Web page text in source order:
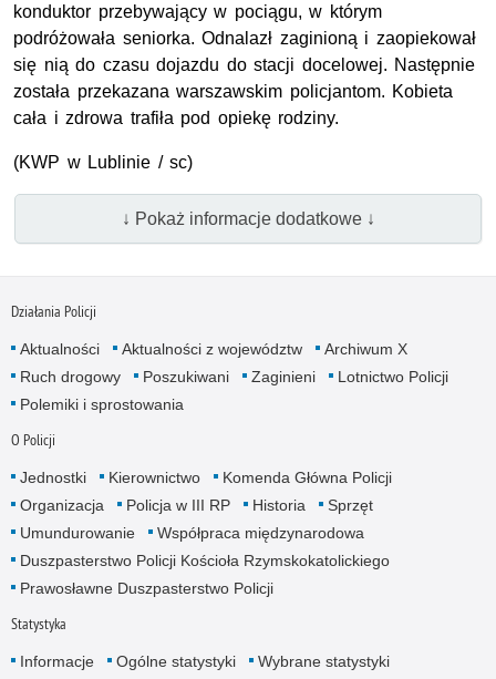
konduktor przebywający w pociągu, w którym
podróżowała seniorka. Odnalazł zaginioną i zaopiekował
się nią do czasu dojazdu do stacji docelowej. Następnie
została przekazana warszawskim policjantom. Kobieta
cała i zdrowa trafiła pod opiekę rodziny.
(KWP w Lublinie / sc)
↓ Pokaż informacje dodatkowe ↓
Działania Policji
Aktualności Aktualności z województw
Archiwum X
Ruch drogowy
Poszukiwani Zaginieni
Lotnictwo Policji
Polemiki i sprostowania
O Policji
Jednostki Kierownictwo
Komenda Główna Policji
Organizacja
Policja w III RP Historia
Sprzęt
Umundurowanie
Współpraca międzynarodowa
Duszpasterstwo Policji Kościoła Rzymskokatolickiego
Prawosławne Duszpasterstwo Policji
Statystyka
Informacje Ogólne statystyki
Wybrane statystyki